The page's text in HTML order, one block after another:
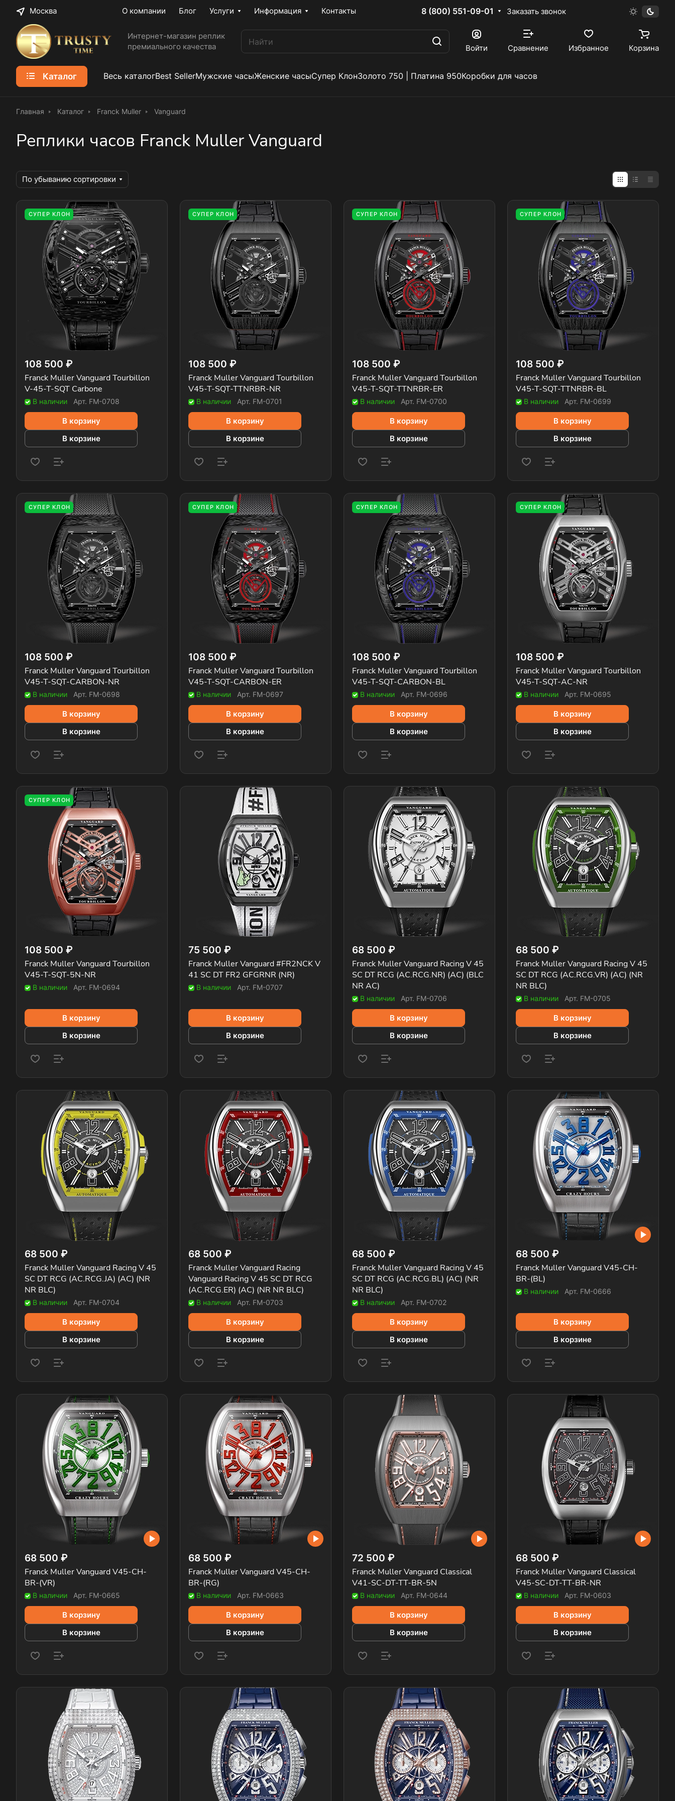
Москва О компании Блог Услуги Информация Контакты 8 (800) 551-09-01 Заказать звонок
Интернет-магазин реплик
премиального качества
Войти Сравнение Избранное Корзина
Каталог Весь каталогBest SellerМужские часыЖенские часыСупер КлонЗолото 750 | Платина 950Коробки для часов
Главная Каталог Franck Muller Vanguard
Реплики часов Franck Muller Vanguard
По убыванию сортировки
СУПЕР КЛОН
108 500 ₽
Franck Muller Vanguard Tourbillon
V-45-T-SQT Carbone
В наличии Арт. FM-0708
В корзину
В корзине
СУПЕР КЛОН
108 500 ₽
Franck Muller Vanguard Tourbillon
V45-T-SQT-TTNRBR-NR
В наличии Арт. FM-0701
В корзину
В корзине
СУПЕР КЛОН
108 500 ₽
Franck Muller Vanguard Tourbillon
V45-T-SQT-TTNRBR-ER
В наличии Арт. FM-0700
В корзину
В корзине
СУПЕР КЛОН
108 500 ₽
Franck Muller Vanguard Tourbillon
V45-T-SQT-TTNRBR-BL
В наличии Арт. FM-0699
В корзину
В корзине
СУПЕР КЛОН
108 500 ₽
Franck Muller Vanguard Tourbillon
V45-T-SQT-CARBON-NR
В наличии Арт. FM-0698
В корзину
В корзине
СУПЕР КЛОН
108 500 ₽
Franck Muller Vanguard Tourbillon
V45-T-SQT-CARBON-ER
В наличии Арт. FM-0697
В корзину
В корзине
СУПЕР КЛОН
108 500 ₽
Franck Muller Vanguard Tourbillon
V45-T-SQT-CARBON-BL
В наличии Арт. FM-0696
В корзину
В корзине
СУПЕР КЛОН
108 500 ₽
Franck Muller Vanguard Tourbillon
V45-T-SQT-AC-NR
В наличии Арт. FM-0695
В корзину
В корзине
СУПЕР КЛОН
108 500 ₽
Franck Muller Vanguard Tourbillon
V45-T-SQT-5N-NR
В наличии Арт. FM-0694
В корзину
В корзине
75 500 ₽
Franck Muller Vanguard #FR2NCK V
41 SC DT FR2 GFGRNR (NR)
В наличии Арт. FM-0707
В корзину
В корзине
68 500 ₽
Franck Muller Vanguard Racing V 45
SC DT RCG (AC.RCG.NR) (AC) (BLC
NR AC)
В наличии Арт. FM-0706
В корзину
В корзине
68 500 ₽
Franck Muller Vanguard Racing V 45
SC DT RCG (AC.RCG.VR) (AC) (NR
NR BLC)
В наличии Арт. FM-0705
В корзину
В корзине
68 500 ₽
Franck Muller Vanguard Racing V 45
SC DT RCG (AC.RCG.JA) (AC) (NR
NR BLC)
В наличии Арт. FM-0704
В корзину
В корзине
68 500 ₽
Franck Muller Vanguard Racing
Vanguard Racing V 45 SC DT RCG
(AC.RCG.ER) (AC) (NR NR BLC)
В наличии Арт. FM-0703
В корзину
В корзине
68 500 ₽
Franck Muller Vanguard Racing V 45
SC DT RCG (AC.RCG.BL) (AC) (NR
NR BLC)
В наличии Арт. FM-0702
В корзину
В корзине
68 500 ₽
Franck Muller Vanguard V45-CH-
BR-(BL)
В наличии Арт. FM-0666
В корзину
В корзине
68 500 ₽
Franck Muller Vanguard V45-CH-
BR-(VR)
В наличии Арт. FM-0665
В корзину
В корзине
68 500 ₽
Franck Muller Vanguard V45-CH-
BR-(RG)
В наличии Арт. FM-0663
В корзину
В корзине
72 500 ₽
Franck Muller Vanguard Classical
V41-SC-DT-TT-BR-5N
В наличии Арт. FM-0644
В корзину
В корзине
68 500 ₽
Franck Muller Vanguard Classical
V45-SC-DT-TT-BR-NR
В наличии Арт. FM-0603
В корзину
В корзине